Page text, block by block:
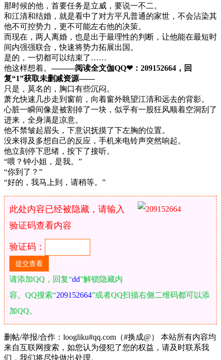
那时候的他，首要任务是立威，要说一不二。
和江清和结婚，就是看中了对方平凡普通的家世，不会沾染其
他不可控势力，更不可能左右他的决策。
而现在，两人离婚，也是出于最理性的判断，让他能在最短时
间内强强联合，快速将势力拓展出国。
是的，一切都可以结束了……
他这样想着。———阅读全文伽QQ❤：209152664，回
复“1”获取未删减资源—​​​​—
只是，莫名的，胸口有些沉闷。
萧允快速几步走到窗前，向着窗外眺望江清和远去的背影。
心脏一瞬间像是被割掉了一块，似乎有一股狂风顺着空洞刮了
进来，全身满是凉意。
他不禁皱起眉头，下意识抚摸了下左胸的位置。
没来得及多想自己的反应，手机来电铃声突然响起。
他立刻停下思绪，按下了接听。
“喂？钟小姐，是我。”
“你到了？”
“好的，我马上到，请稍等。”
此处内容已经被隐藏，请输入
验证码查看内容
验证码：
请添加QQ，回复“dd”解锁隐藏内
容。QQ搜索“209152664”或者QQ扫描右侧二维码都可以添
加QQ。
删帖/举报/合作：loogliku#qq.com（#换成@） 本站所有内容均
来自互联网搜索，如您认为侵犯了您的权益，请及时联系我
们，我们将尽快做出处理。